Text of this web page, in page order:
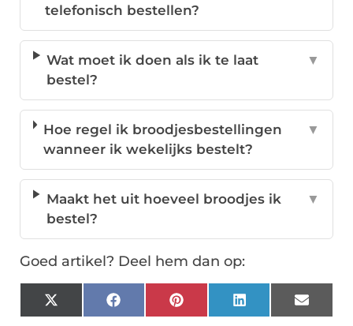
telefonisch bestellen?
Wat moet ik doen als ik te laat
bestel?
▼
Hoe regel ik broodjesbestellingen
wanneer ik wekelijks bestelt?
▼
Maakt het uit hoeveel broodjes ik
bestel?
▼
Goed artikel? Deel hem dan op:
X
(Twitter)
FacebookPinterestLinkedInEmail